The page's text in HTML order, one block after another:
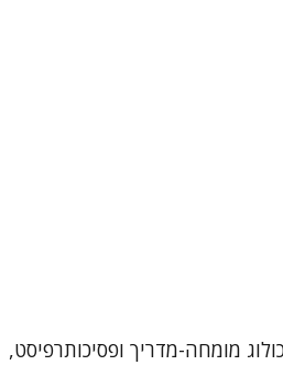
מומחה-מדריך ופסיכותרפיסט,